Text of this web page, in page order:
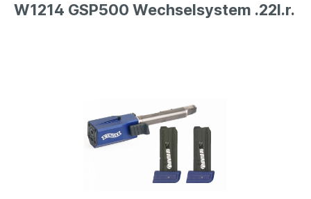
W1214 GSP500 Wechselsystem .22l.r.